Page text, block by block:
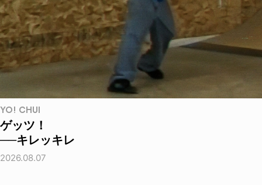
YO! CHUI
ゲッツ！
──キレッキレ
2026.08.07